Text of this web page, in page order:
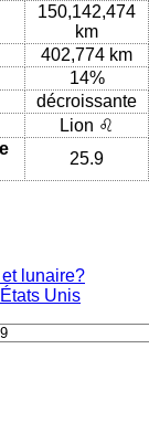
150,142,474
km
402,774 km
14%
décroissante
Lion ♌
25.9
lunaire?
Unis